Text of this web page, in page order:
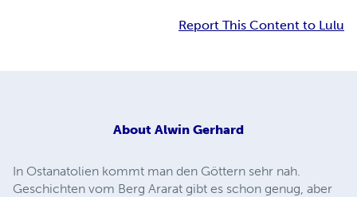
Report This Content to Lulu
About Alwin Gerhard
In Ostanatolien kommt man den Göttern sehr nah.
Geschichten vom Berg Ararat gibt es schon genug, aber